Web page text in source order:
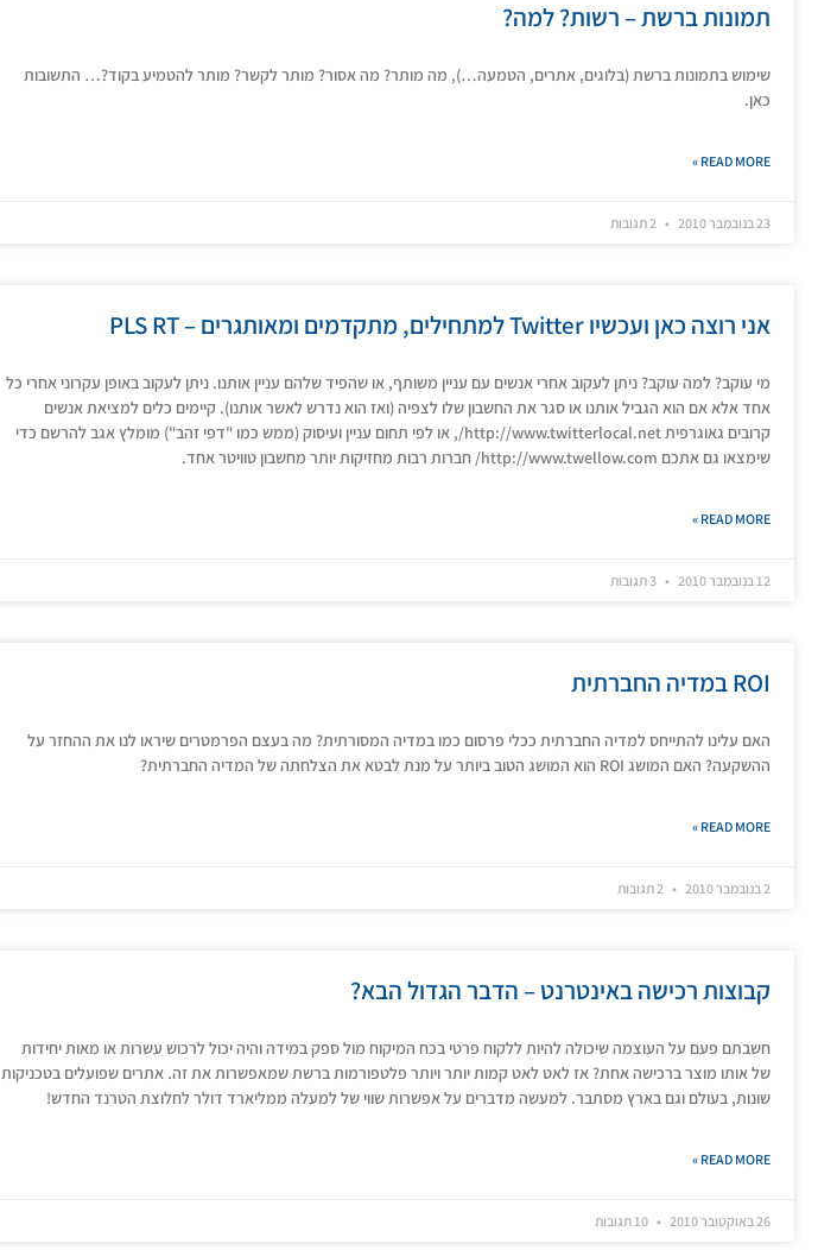
תמונות ברשת – רשות? למה?
שימוש בתמונות ברשת (בלוגים, אתרים, הטמעה…), מה מותר? מה אסור? מותר לקשר? מותר להטמיע בקוד?… התשובות
כאן.
READ MORE »
23 בנובמבר 2010
אני רוצה כאן ועכשיו Twitter למתחילים, מתקדמים ומאותגרים – PLS RT
מי עוקב? למה עוקב? ניתן לעקוב אחרי אנשים עם עניין משותף, או שהפיד שלהם עניין אותנו. ניתן לעקוב באופן עקרוני אחרי כל
אחד אלא אם הוא הגביל אותנו או סגר את החשבון שלו לצפיה (ואז הוא נדרש לאשר אותנו). קיימים כלים למציאת אנשים
קרובים גאוגרפית http://www.twitterlocal.net/, או לפי תחום עניין ועיסוק (ממש כמו "דפי זהב") מומלץ אגב להרשם כדי
שימצאו גם אתכם http://www.twellow.com/ חברות רבות מחזיקות יותר מחשבון טוויטר אחד.
READ MORE »
12 בנובמבר 2010
ROI במדיה החברתית
האם עלינו להתייחס למדיה החברתית ככלי פרסום כמו במדיה המסורתית? מה בעצם הפרמטרים שיראו לנו את ההחזר על
ההשקעה? האם המושג ROI הוא המושג הטוב ביותר על מנת לבטא את הצלחתה של המדיה החברתית?
READ MORE »
2 בנובמבר 2010
קבוצות רכישה באינטרנט – הדבר הגדול הבא?
חשבתם פעם על העוצמה שיכולה להיות ללקוח פרטי בכח המיקוח מול ספק במידה והיה יכול לרכוש עשרות או מאות יחידות
של אותו מוצר ברכישה אחת? אז לאט לאט קמות יותר ויותר פלטפורמות ברשת שמאפשרות את זה. אתרים שפועלים בטכניקות
שונות, בעולם וגם בארץ מסתבר. למעשה מדברים על אפשרות שווי של למעלה ממליארד דולר לחלוצת הטרנד החדש!
READ MORE »
26 באוקטובר 2010